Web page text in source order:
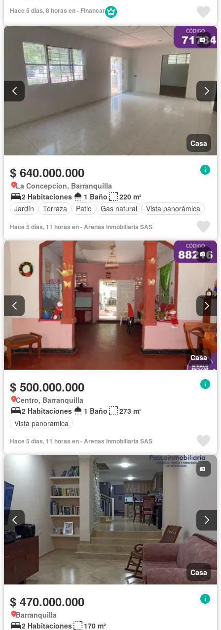
Hace 5 días, 8 horas en - Financar
Casa
$ 640.000.000
La Concepcion, Barranquilla
2 Habitaciones
1 Baño
220 m²
Jardín
Terraza Patio Gas natural Vista panorámica
Hace 5 días, 11 horas en - Arenas Inmobiliaria SAS
Casa
$ 500.000.000
Centro, Barranquilla
2 Habitaciones
1 Baño
273 m²
Vista panorámica
Hace 5 días, 11 horas en - Arenas Inmobiliaria SAS
Casa
$ 470.000.000
Barranquilla
2 Habitaciones
170 m²